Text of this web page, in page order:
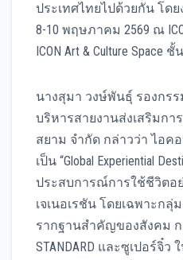
ประเทศไทยไปด้วยกัน โด
8-10 พฤษภาคม 2569 ณ
ICON Art & Culture Space
นางสุมา วงษ์พันธุ์ รองกร
บริหารสายงานส่งเสริมก
สยาม จำกัด กล่าวว่า ไอ
เป็น “Global Experiential
ประสบการณ์การใช้ชีวิตอ
เจเนอเรชัน โดยเฉพาะกลุ่ม
รากฐานสำคัญของสังคม ก
STANDARD และซูเปอร์จิ๋ว